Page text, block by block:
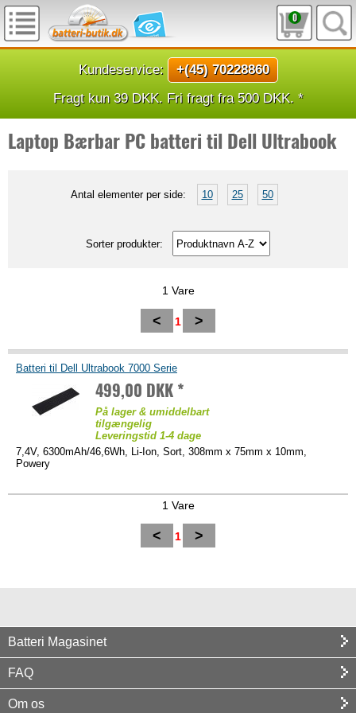
0
Kundeservice:
+(45) 70228860
Fragt kun 39 DKK. Fri fragt fra 500 DKK. *
Laptop Bærbar PC batteri til Dell Ultrabook
Antal elementer per side: 10 25 50
Sorter produkter:
1 Vare
< 1 >
Batteri til Dell Ultrabook 7000 Serie
499,00 DKK *
På lager & umiddelbart
tilgængelig
Leveringstid 1-4 dage
7,4V, 6300mAh/46,6Wh, Li-Ion, Sort, 308mm x 75mm x 10mm,
Powery
1 Vare
< 1 >
Batteri Magasinet
FAQ
Om os